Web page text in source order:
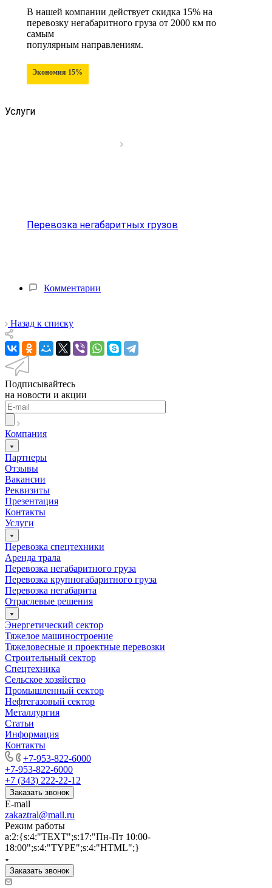
В нашей компании действует скидка 15% на
перевозку негабаритного груза от 2000 км по
самым
популярным направлениям.
Экономия 15%
Услуги
Перевозка негабаритных грузов
Комментарии
Назад к списку
Подписывайтесь
на новости и акции
Компания
Партнеры
Отзывы
Вакансии
Реквизиты
Презентация
Контакты
Услуги
Перевозка спецтехники
Аренда трала
Перевозка негабаритного груза
Перевозка крупногабаритного груза
Перевозка негабарита
Отраслевые решения
Энергетический сектор
Тяжелое машиностроение
Тяжеловесные и проектные перевозки
Строительный сектор
Спецтехника
Сельское хозяйство
Промышленный сектор
Нефтегазовый сектор
Металлургия
Статьи
Информация
Контакты
+7-953-822-6000
+7-953-822-6000
+7 (343) 222-22-12
Заказать звонок
E-mail
zakaztral@mail.ru
Режим работы
a:2:{s:4:"TEXT";s:17:"Пн-Пт 10:00-
18:00";s:4:"TYPE";s:4:"HTML";}
Заказать звонок